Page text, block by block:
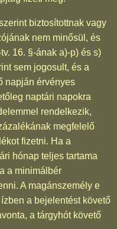
biztosítottnak vagy
nem minősül, és
16. §-ának a)-p) és s)
sem jogosult, és a
napján érvényes
naptári napokra
rendelkezik,
megfelelő
fizetni. Ha a
hónap teljes tartama
a minimálbér
A magánszemély e
a bejelentést követő
a tárgyhót követő